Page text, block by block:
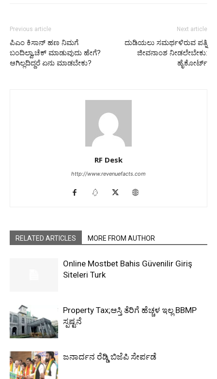
Previous article
ಪಿಎಂ ಕಿಸಾನ್​ ಹಣ ನಿಮಗೆ
ಬಂದಿಲ್ವಾ,ಚೆಕ್‌ ಮಾಡುವುದು ಹೇಗೆ?
ಆಗಿಲ್ಲದಿದ್ದರೆ ಏನು ಮಾಡಬೇಕು?
Next article
ದುಡಿಯಲು ಸಮರ್ಥಳಿರುವ ಪತ್ನಿ
ಜೀವನಾಂಶ ನೀಡಲೇಬೇಕು:
ಹೈಕೋರ್ಟ್
RF Desk
http://www.revenuefacts.com
RELATED ARTICLES MORE FROM AUTHOR
Online Mostbet Bahis Güvenilir Giriş
Siteleri Turk
Property Tax;ಆಸ್ತಿ ತೆರಿಗೆ ಹೆಚ್ಚಳ ಇಲ್ಲ BBMP
ಸ್ಪಷ್ಟನೆ
ಜನಾರ್ದನ ರೆಡ್ಡಿ ಬಿಜೆಪಿ ಸೇರ್ಪಡೆ